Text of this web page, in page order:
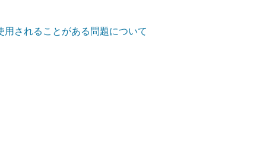
されることがある問題について